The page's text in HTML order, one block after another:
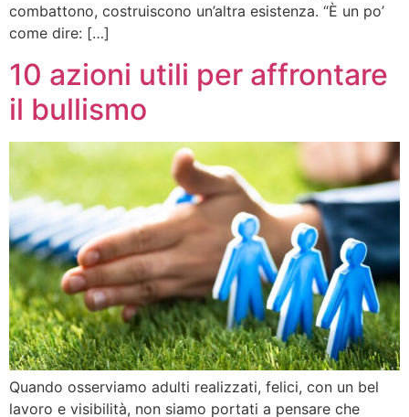
combattono, costruiscono un’altra esistenza. “È un po’
come dire: […]
10 azioni utili per affrontare
il bullismo
Quando osserviamo adulti realizzati, felici, con un bel
lavoro e visibilità, non siamo portati a pensare che